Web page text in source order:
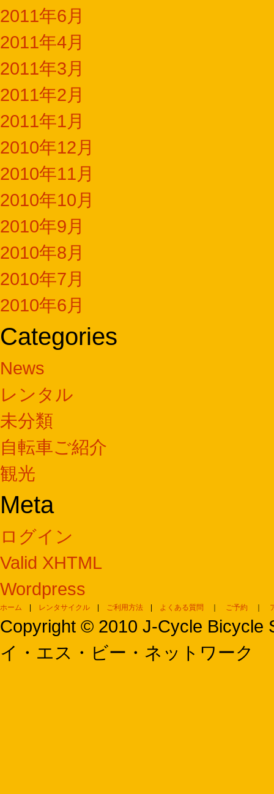
2011年6月
2011年4月
2011年3月
2011年2月
2011年1月
2010年12月
2010年11月
2010年10月
2010年9月
2010年8月
2010年7月
2010年6月
Categories
News
レンタル
未分類
自転車ご紹介
観光
Meta
ログイン
Valid XHTML
Wordpress
ホーム レンタサイクル ご利用方法 よくある質問 ご予約
Copyright © 2010 J-Cycle
イ・エス・ビー・ネットワーク